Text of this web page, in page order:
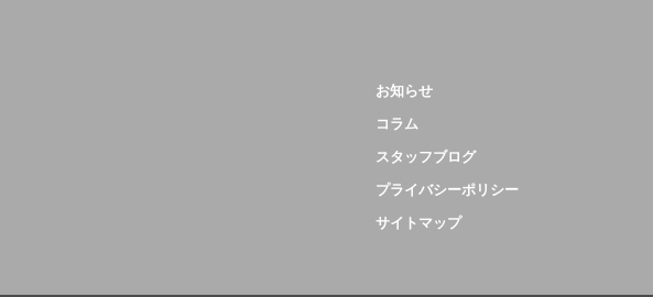
お知らせ
コラム
スタッフブログ
プライバシーポリシー
サイトマップ